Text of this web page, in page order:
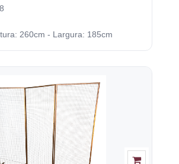
260cm - Largura: 185cm